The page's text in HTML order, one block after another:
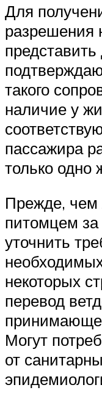
Для
разрешения
такого
наличие у
пассажира
только одно
Прежде, чем
питомцем за
уточнить
некоторых
перевод
Могут
от